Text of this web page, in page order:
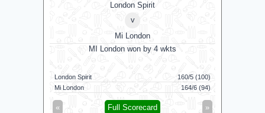
London Spirit
v
Mi London
MI London won by 4 wkts
London Spirit
160/5 (100)
Mi London
164/6 (94)
« »
Full Scorecard